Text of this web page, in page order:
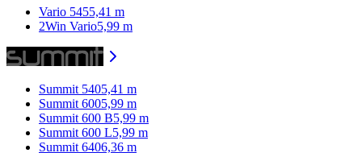
Vario 5455,41 m
2Win Vario5,99 m
Summit 5405,41 m
Summit 6005,99 m
Summit 600 B5,99 m
Summit 600 L5,99 m
Summit 6406,36 m